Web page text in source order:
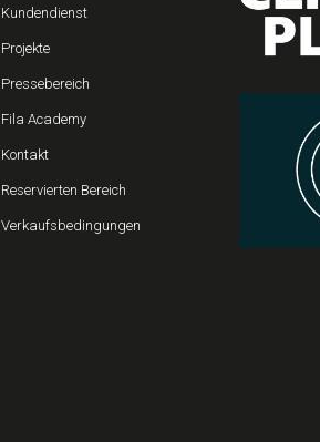
Kundendienst
Projekte
Pressebereich
Fila Academy
Kontakt
Reservierten Bereich
Verkaufsbedingungen